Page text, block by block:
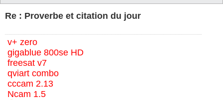
Re : Proverbe et citation du jour
v+ zero
gigablue 800se HD
freesat v7
qviart combo
cccam 2.13
Ncam 1.5